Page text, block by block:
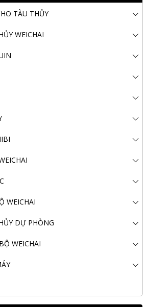
TÀU THỦY
WEICHAI
WEICHAI
DỰ PHÒNG
WEICHAI